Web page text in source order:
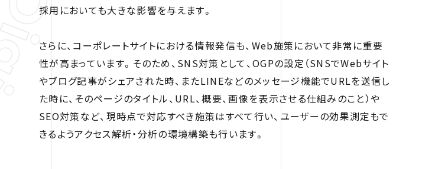
採用においても大きな影響を与えます。
さらに、コーポレートサイトにおける情報発信も、Web施策において非常に重要
性が高まっています。そのため、SNS対策として、OGPの設定（SNSでWebサイト
やブログ記事がシェアされた時、またLINEなどのメッセージ機能でURLを送信し
た時に、そのページのタイトル、URL、概要、画像を表示させる仕組みのこと）や
SEO対策など、現時点で対応すべき施策はすべて行い、ユーザーの効果測定もで
きるようアクセス解析・分析の環境構築も行います。